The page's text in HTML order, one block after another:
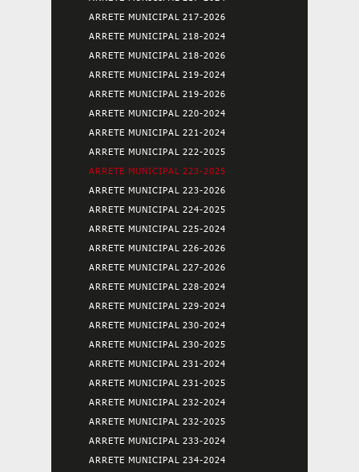
ARRETE MUNICIPAL 217-2026
ARRETE MUNICIPAL 218-2024
ARRETE MUNICIPAL 218-2026
ARRETE MUNICIPAL 219-2024
ARRETE MUNICIPAL 219-2026
ARRETE MUNICIPAL 220-2024
ARRETE MUNICIPAL 221-2024
ARRETE MUNICIPAL 222-2025
ARRETE MUNICIPAL 223-2025
ARRETE MUNICIPAL 223-2026
ARRETE MUNICIPAL 224-2025
ARRETE MUNICIPAL 225-2024
ARRETE MUNICIPAL 226-2026
ARRETE MUNICIPAL 227-2026
ARRETE MUNICIPAL 228-2024
ARRETE MUNICIPAL 229-2024
ARRETE MUNICIPAL 230-2024
ARRETE MUNICIPAL 230-2025
ARRETE MUNICIPAL 231-2024
ARRETE MUNICIPAL 231-2025
ARRETE MUNICIPAL 232-2024
ARRETE MUNICIPAL 232-2025
ARRETE MUNICIPAL 233-2024
ARRETE MUNICIPAL 234-2024